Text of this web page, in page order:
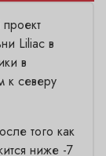
Liliac в
в
к северу
того как
ниже -7